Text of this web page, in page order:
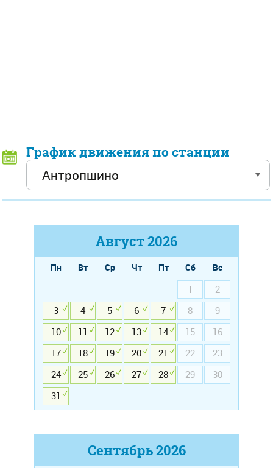
График движения по станции
Август2026
Пн Вт Ср Чт Пт Сб
Вс
1
2
3
4 5 6 7 8
9
10
11 12 13 14 15
16
17
18 19 20 21 22
23
24
25 26 27 28 29
30
31
Сентябрь2026